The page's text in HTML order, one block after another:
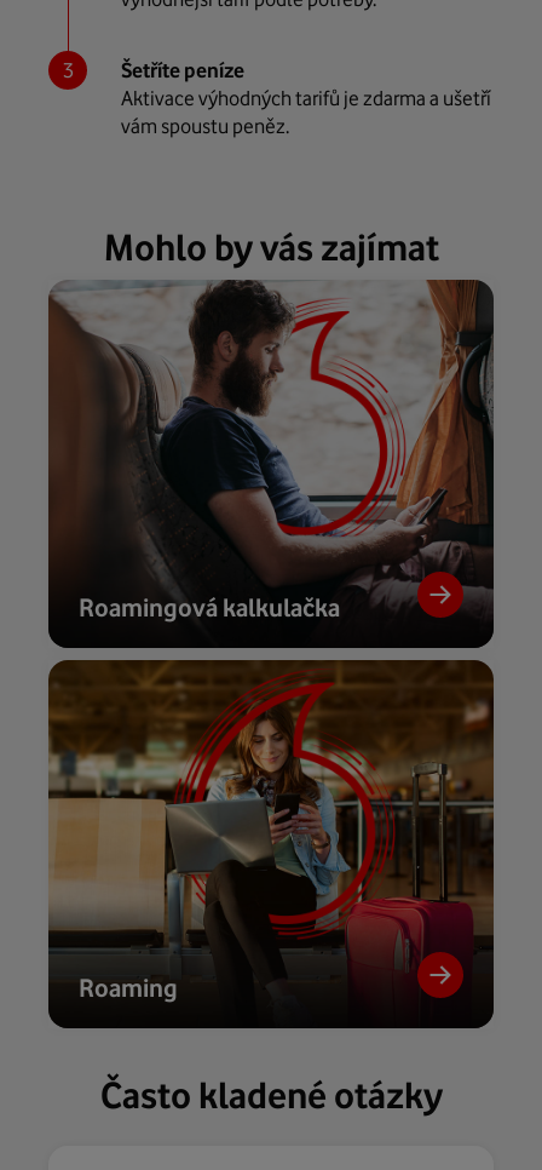
Šetříte peníze
Aktivace výhodných tarifů je zdarma a ušetří
vám spoustu peněz.
Mohlo by vás zajímat
Roamingová kalkulačka
Roaming
Často kladené otázky